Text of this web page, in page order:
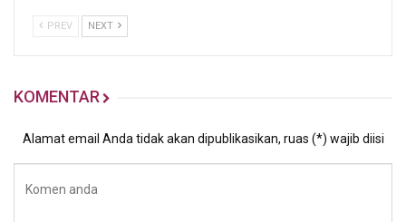
PREV NEXT
KOMENTAR
Alamat email Anda tidak akan dipublikasikan, ruas (*) wajib diisi